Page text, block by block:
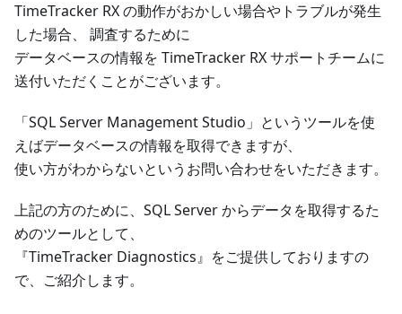
TimeTracker RX の動作がおかしい場合やトラブルが発生
した場合、 調査するために
データベースの情報を TimeTracker RX サポートチームに
送付いただくことがございます。
「SQL Server Management Studio」というツールを使
えばデータベースの情報を取得できますが、
使い方がわからないというお問い合わせをいただきます。
上記の方のために、SQL Server からデータを取得するた
めのツールとして、
『TimeTracker Diagnostics』をご提供しておりますの
で、ご紹介します。